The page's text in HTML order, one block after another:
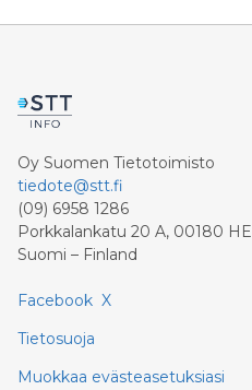
Oy Suomen Tietotoimisto
tiedote@stt.fi
(09) 6958 1286
Porkkalankatu 20 A, 00180
Suomi – Finland
Facebook X
Tietosuoja
Muokkaa evästeasetuksiasi